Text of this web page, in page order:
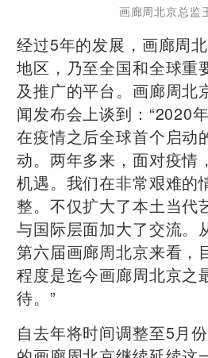
画廊周北京总监
经过5年的发展，画廊周
地区，乃至全国和全球重
及推广的平台。画廊周北
闻发布会上谈到：“2020
在疫情之后全球首个启动
动。两年多来，面对疫情
机遇。我们在非常艰难的
整。不仅扩大了本土当代
与国际层面加大了交流。
第六届画廊周北京来看，
程度是迄今画廊周北京之
待。”
自去年将时间调整至5月